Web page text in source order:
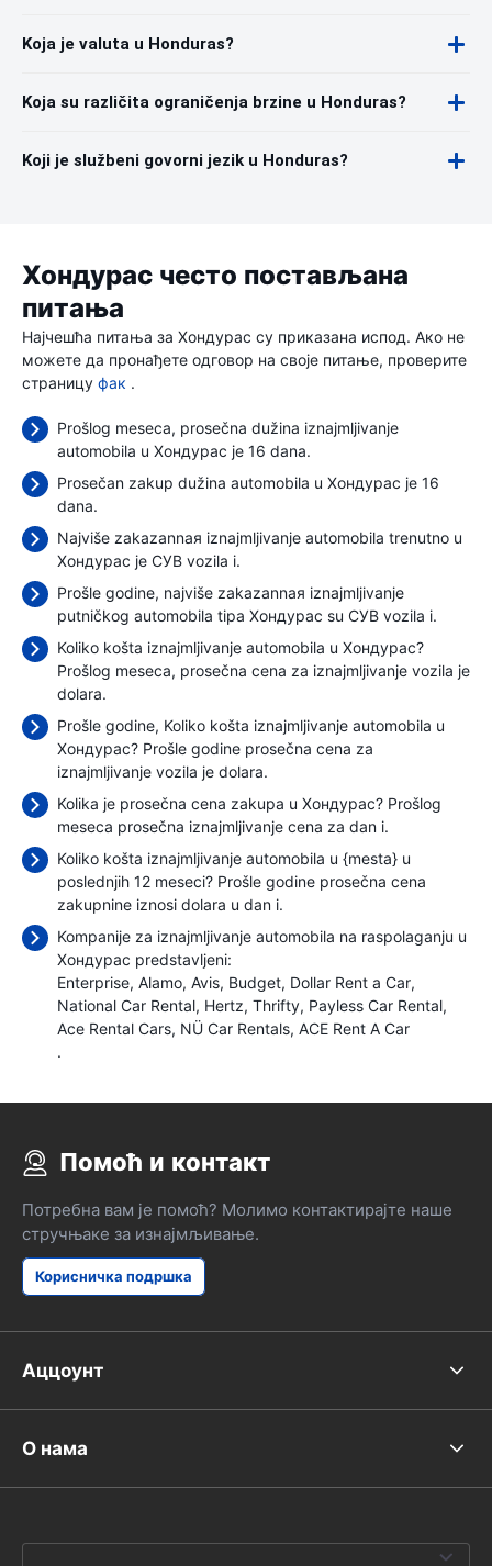
Koja je valuta u Honduras?
Koja su različita ograničenja brzine u Honduras?
Koji je službeni govorni jezik u Honduras?
Хондурас често постављана
питања
Најчешћа питања за Хондурас су приказана испод. Ако не
можете да пронађете одговор на своје питање, проверите
страницу фак .
Prošlog meseca, prosečna dužina iznajmljivanje
automobila u Хондурас je 16 dana.
Prosečan zakup dužina automobila u Хондурас je 16
dana.
Najviše zakazannaя iznajmljivanje automobila trenutno u
Хондурас je СУВ vozila i.
Prošle godine, najviše zakazannaя iznajmljivanje
putničkog automobila tipa Хондурас su СУВ vozila i.
Koliko košta iznajmljivanje automobila u Хондурас?
Prošlog meseca, prosečna cena za iznajmljivanje vozila je
dolara.
Prošle godine, Koliko košta iznajmljivanje automobila u
Хондурас? Prošle godine prosečna cena za
iznajmljivanje vozila je dolara.
Kolika je prosečna cena zakupa u Хондурас? Prošlog
meseca prosečna iznajmljivanje cena za dan i.
Koliko košta iznajmljivanje automobila u {mesta} u
poslednjih 12 meseci? Prošle godine prosečna cena
zakupnine iznosi dolara u dan i.
Kompanije za iznajmljivanje automobila na raspolaganju u
Хондурас predstavljeni:
Enterprise Alamo Avis Budget Dollar Rent a Car
National Car Rental Hertz Thrifty Payless Car Rental
Ace Rental Cars NÜ Car Rentals ACE Rent A Car
.
Помоћ и контакт
Потребна вам је помоћ? Молимо контактирајте наше
стручњаке за изнајмљивање.
Корисничка подршка
Аццоунт
О нама